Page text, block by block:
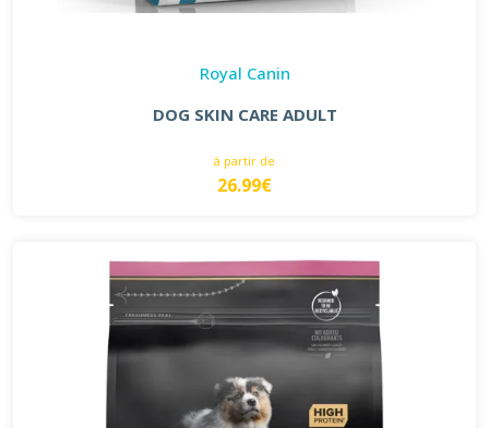
Royal Canin
DOG SKIN CARE ADULT
à partir de
26.99€